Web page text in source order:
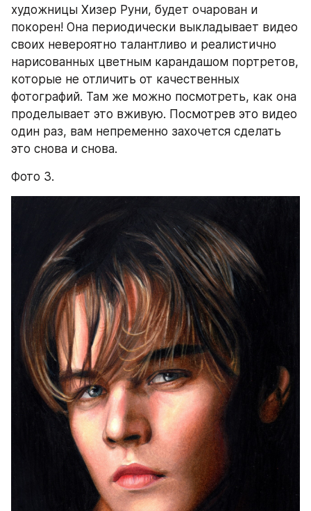
художницы Хизер Руни, будет очарован и
покорен! Она периодически выкладывает видео
своих невероятно талантливо и реалистично
нарисованных цветным карандашом портретов,
которые не отличить от качественных
фотографий. Там же можно посмотреть, как она
проделывает это вживую. Посмотрев это видео
один раз, вам непременно захочется сделать
это снова и снова.
Фото 3.